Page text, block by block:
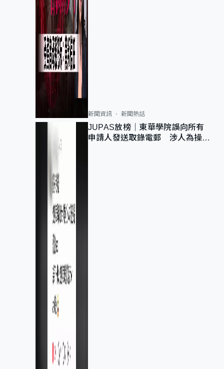
新聞資訊 新聞熱話
JUPAS放榜｜東華學院誤向所有
申請人發送取錄電郵 涉人為操作